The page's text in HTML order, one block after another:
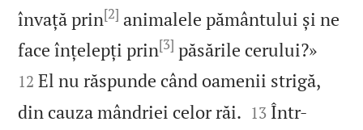
învață prin[2] animalele pământului și ne
face înțelepți prin[3] păsările cerului?»
12 El nu răspunde când oamenii strigă,
din cauza mândriei celor răi. 

13 Într-